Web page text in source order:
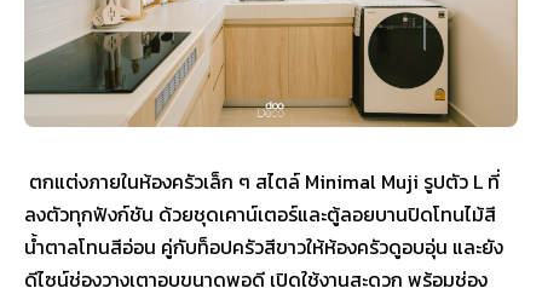
ตกแต่งภายในห้องครัวเล็ก ๆ สไตล์ Minimal Muji รูปตัว L ที่
ลงตัวทุกฟังก์ชัน ด้วยชุดเคาน์เตอร์และตู้ลอยบานปิดโทนไม้สี
น้ำตาลโทนสีอ่อน คู่กับท็อปครัวสีขาวให้ห้องครัวดูอบอุ่น และยัง
ดีไซน์ช่องวางเตาอบขนาดพอดี เปิดใช้งานสะดวก พร้อมช่อง